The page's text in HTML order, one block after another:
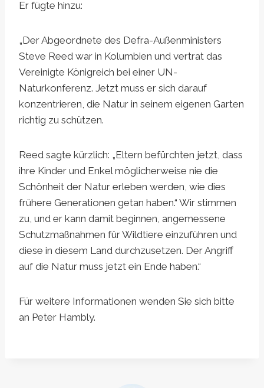
Er fügte hinzu:
„Der Abgeordnete des Defra-Außenministers
Steve Reed war in Kolumbien und vertrat das
Vereinigte Königreich bei einer UN-
Naturkonferenz. Jetzt muss er sich darauf
konzentrieren, die Natur in seinem eigenen Garten
richtig zu schützen.
Reed sagte kürzlich: „Eltern befürchten jetzt, dass
ihre Kinder und Enkel möglicherweise nie die
Schönheit der Natur erleben werden, wie dies
frühere Generationen getan haben.“ Wir stimmen
zu, und er kann damit beginnen, angemessene
Schutzmaßnahmen für Wildtiere einzuführen und
diese in diesem Land durchzusetzen. Der Angriff
auf die Natur muss jetzt ein Ende haben.“
Für weitere Informationen wenden Sie sich bitte
an Peter Hambly.